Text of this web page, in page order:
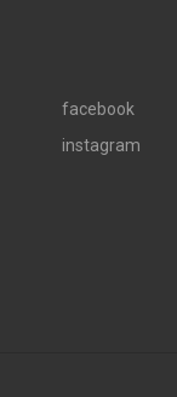
facebook
instagram